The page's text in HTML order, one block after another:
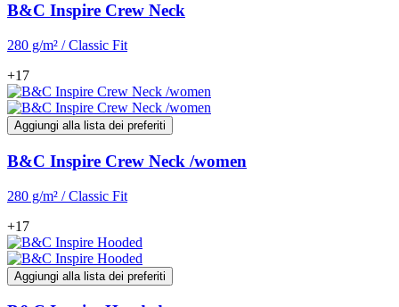
B&C Inspire Crew Neck
280 g/m² / Classic Fit
+17
Aggiungi alla lista dei preferiti
B&C Inspire Crew Neck /women
280 g/m² / Classic Fit
+17
Aggiungi alla lista dei preferiti